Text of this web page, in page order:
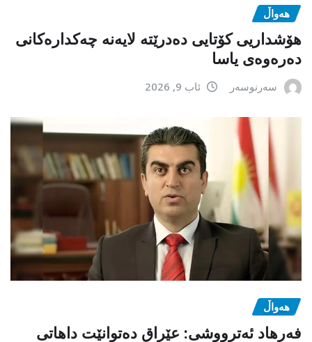
هەواڵ
هۆشداریی کۆتایی دەدرێتە لایەنە چەکدارەکانی
دەرەوەی یاسا
سەرنوسەر ئاب 9, 2026
هەواڵ
فەرهاد ئەترووشی: عێراق دەتوانێت داهاتی